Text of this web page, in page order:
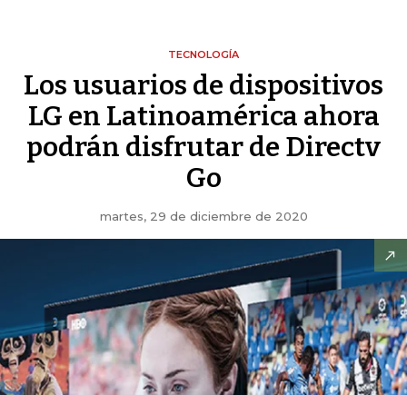
TECNOLOGÍA
Los usuarios de dispositivos
LG en Latinoamérica ahora
podrán disfrutar de Directv
Go
martes, 29 de diciembre de 2020